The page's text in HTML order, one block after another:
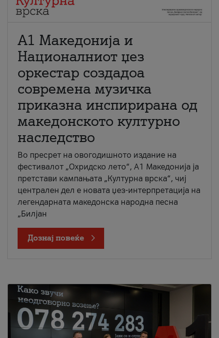
А1 Македонија и
Националниот џез
оркестар создадоа
современа музичка
приказна инспирирана од
македонското културно
наследство
Во пресрет на овогодишното издание на
фестивалот „Охридско лето“, А1 Македонија ја
претстави кампањата „Културна врска“, чиј
централен дел е новата џез-интерпретација на
легендарната македонска народна песна
„Билјан
Дознај повеќе